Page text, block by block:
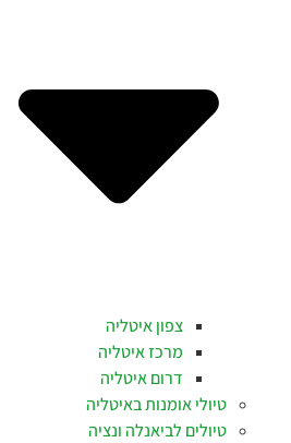
צפון איטליה
מרכז איטליה
דרום איטליה
טיולי אומנות באיטליה
טיולים לביאנלה ונציה